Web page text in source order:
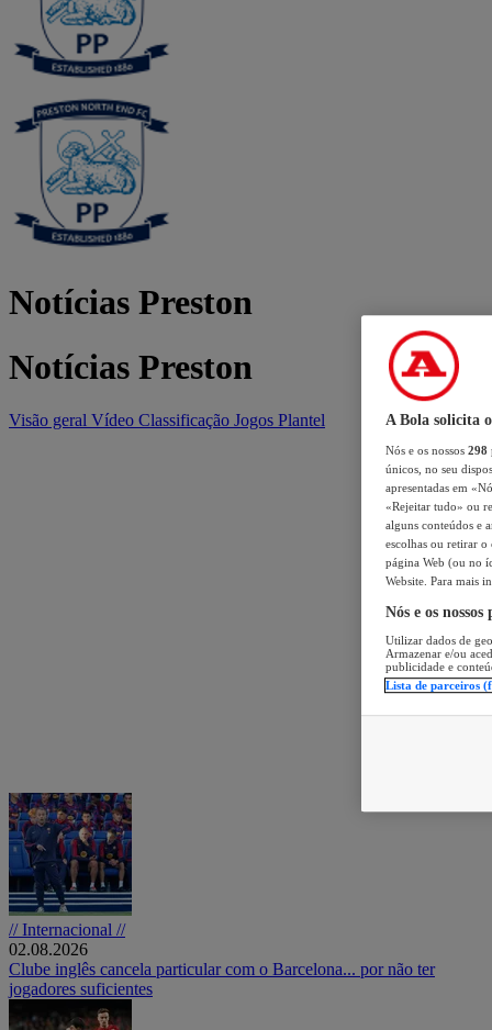
Notícias Preston
Notícias Preston
Visão geral Vídeo Classificação Jogos Plantel
// Internacional //
02.08.2026
Clube inglês cancela particular com o Barcelona... por não ter
jogadores suficientes
A Bola solicita
Nós e os nossos 298
únicos, no seu
apresentadas em
«Rejeitar tudo» ou
alguns conteúdos e
escolhas ou retirar
página Web (ou no
Website. Para mais
Nós e os
Utilizar dados de
Armazenar e/ou
publicidade e
Lista de parceiros